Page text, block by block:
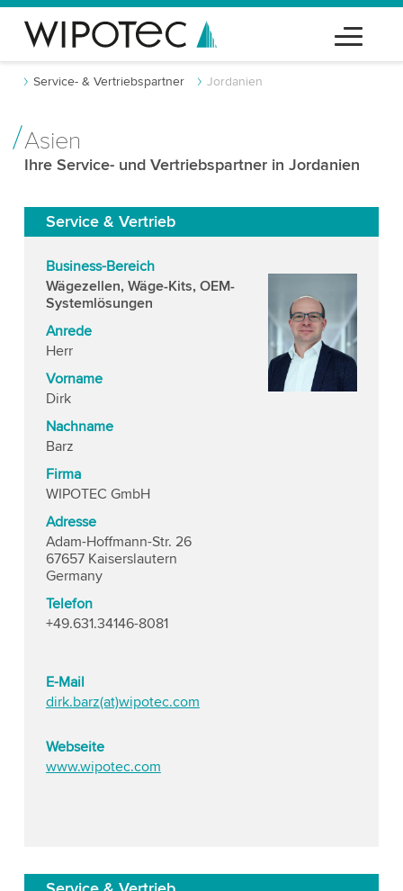
Service- & Vertriebspartner Jordanien
Asien
Ihre Service- und Vertriebspartner in Jordanien
Service & Vertrieb
Business-Bereich
Wägezellen, Wäge-Kits, OEM-
Systemlösungen
Anrede
Herr
Vorname
Dirk
Nachname
Barz
Firma
WIPOTEC GmbH
Adresse
Adam-Hoffmann-Str. 26
67657 Kaiserslautern
Germany
Telefon
+49.631.34146-8081
E-Mail
dirk.barz(at)wipotec.com
Webseite
www.wipotec.com